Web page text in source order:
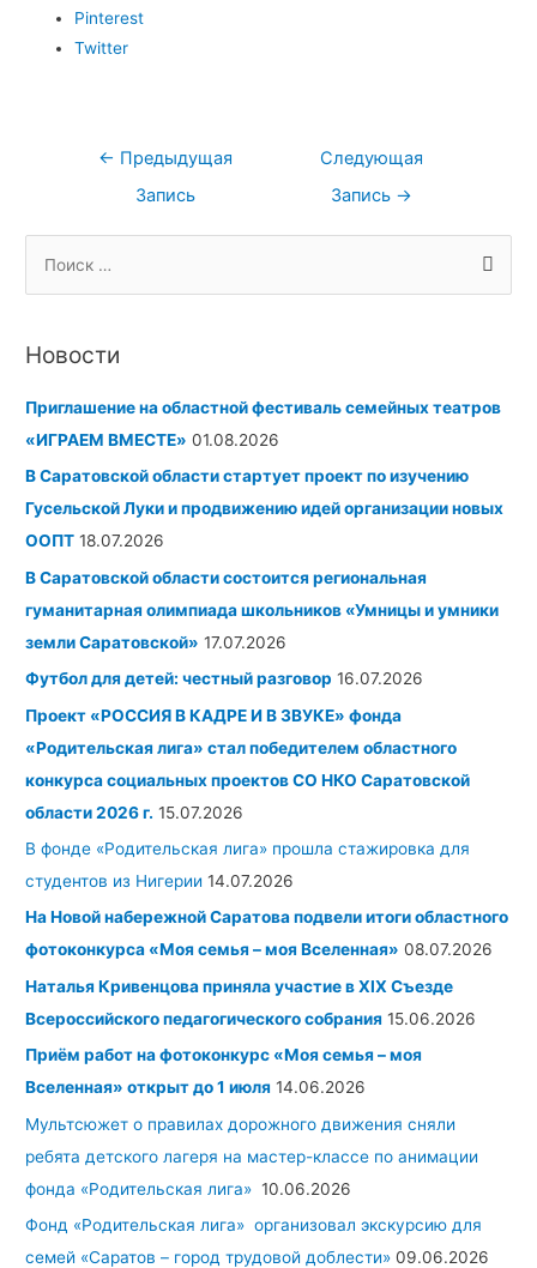
Pinterest
Twitter
← Предыдущая
Запись
Следующая
Запись →
с
к
Новости
Приглашение на областной фестиваль семейных театров
«ИГРАЕМ ВМЕСТЕ» 01.08.2026
В Саратовской области стартует проект по изучению
Гусельской Луки и продвижению идей организации новых
ООПТ 18.07.2026
В Саратовской области состоится региональная
гуманитарная олимпиада школьников «Умницы и умники
земли Саратовской» 17.07.2026
Футбол для детей: честный разговор 16.07.2026
Проект «РОССИЯ В КАДРЕ И В ЗВУКЕ» фонда
«Родительская лига» стал победителем областного
конкурса социальных проектов СО НКО Саратовской
области 2026 г. 15.07.2026
В фонде «Родительская лига» прошла стажировка для
студентов из Нигерии 14.07.2026
На Новой набережной Саратова подвели итоги областного
фотоконкурса «Моя семья – моя Вселенная» 08.07.2026
Наталья Кривенцова приняла участие в XIX Съезде
Всероссийского педагогического собрания 15.06.2026
Приём работ на фотоконкурс «Моя семья – моя
Вселенная» открыт до 1 июля 14.06.2026
Мультсюжет о правилах дорожного движения сняли
ребята детского лагеря на мастер-классе по анимации
фонда «Родительская лига» 10.06.2026
Фонд «Родительская лига» организовал экскурсию для
семей «Саратов – город трудовой доблести» 09.06.2026
и
ы
р
к
и